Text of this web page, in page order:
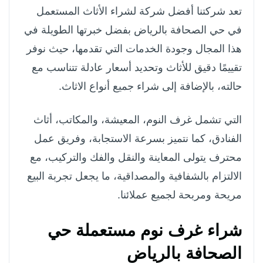
تعد شركتنا أفضل شركة لشراء الأثاث المستعمل
في حي الصحافة بالرياض بفضل خبرتها الطويلة في
هذا المجال وجودة الخدمات التي تقدمها، حيث نوفر
تقييمًا دقيق للأثاث وتحديد أسعار عادلة تتناسب مع
حالته، بالإضافة إلى شراء جميع أنواع الاثاث.
التي تشمل غرف النوم، المعيشة، والمكاتب، أثاث
الفنادق، كما نتميز بسرعة الاستجابة، وفريق عمل
محترف يتولى المعاينة والنقل والفك والتركيب، مع
الالتزام بالشفافية والمصداقية، ما يجعل تجربة البيع
مريحة ومربحة لجميع عملائنا.
شراء غرف نوم مستعملة حي
الصحافة بالرياض